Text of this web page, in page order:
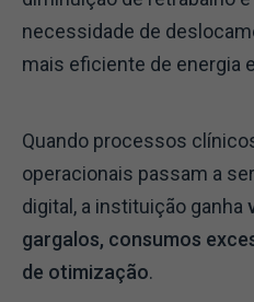
necessidade de
mais eficiente de energia
Quando processos
operacionais passam a
digital, a instituição ganha
gargalos, consumos
de otimização.